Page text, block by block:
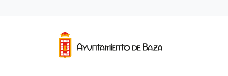
ELÉCTRICO EN EL RECINTO FERIAL